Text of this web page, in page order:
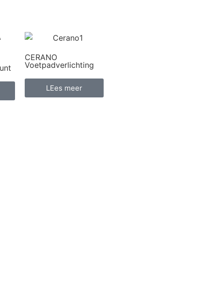
CERANO
Voetpadverlichting
LEes meer